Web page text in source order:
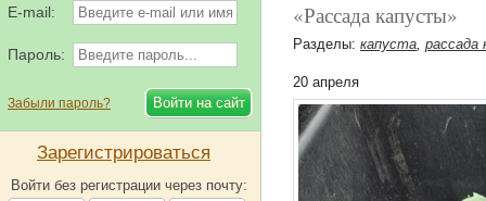
«Рассада капусты»
Разделы: капуста, рассада
20 апреля
E-mail:
Пароль:
Забыли пароль?
Зарегистрироваться
Войти без регистрации через почту: